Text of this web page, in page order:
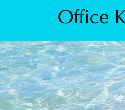
ツ
へ
ス
キ
ッ
プ
シ
ョ
ン
に
移
動